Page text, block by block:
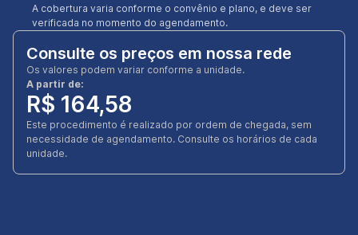
A cobertura varia conforme o convênio e plano, e deve ser
verificada no momento do agendamento.
Consulte os preços em nossa rede
Os valores podem variar conforme a unidade.
A partir de:
R$ 164,58
Este procedimento é realizado por ordem de chegada, sem
necessidade de agendamento. Consulte os horários de cada
unidade.